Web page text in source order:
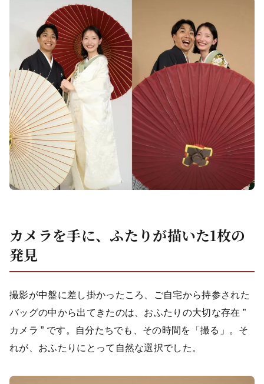
カメラを手に、ふたりが描いた1枚の
発見
撮影が中盤に差し掛かったころ、ご自宅から持参された
バッグの中から出てきたのは、おふたりの大切な存在 ”
カメラ ” です。自分たちでも、その時間を「撮る」。そ
れが、おふたりにとって自然な選択でした。